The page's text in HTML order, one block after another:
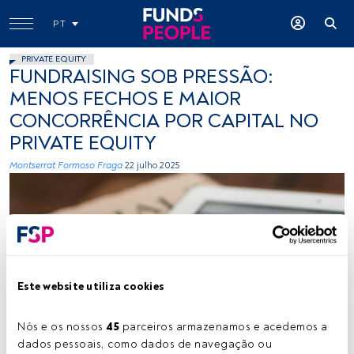
Este website utiliza cookies
Nós e os nossos 45 parceiros armazenamos e acedemos a
dados pessoais, como dados de navegação ou
PT
PRIVATE EQUITY
FUNDRAISING SOB PRESSÃO:
MENOS FECHOS E MAIOR
CONCORRÊNCIA POR CAPITAL NO
PRIVATE EQUITY
Montserrat Formoso Fraga 22 julho 2025